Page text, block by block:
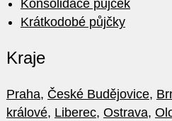
Konsolidace půjček
Krátkodobé půjčky
Kraje
Praha, České Budějovice,
králové, Liberec, Ostrava,